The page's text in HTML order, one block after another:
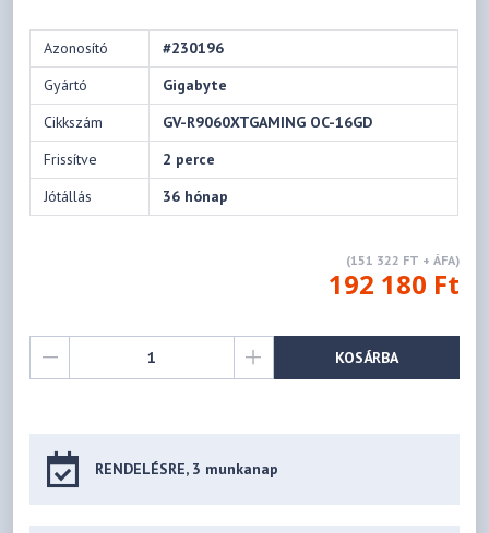
Azonosító
#230196
Gyártó
Gigabyte
Cikkszám
GV-R9060XTGAMING OC-16GD
Frissítve
2 perce
Jótállás
36 hónap
(151 322 FT + ÁFA)
192 180 Ft
KOSÁRBA
RENDELÉSRE, 3 munkanap